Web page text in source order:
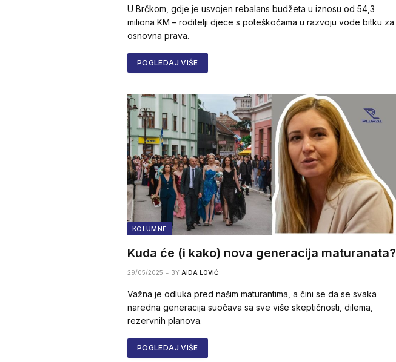
U Brčkom, gdje je usvojen rebalans budžeta u iznosu od 54,3
miliona KM – roditelji djece s poteškoćama u razvoju vode bitku za
osnovna prava.
POGLEDAJ VIŠE
KOLUMNE
Kuda će (i kako) nova generacija maturanata?
29/05/2025 BY AIDA LOVIĆ
Važna je odluka pred našim maturantima, a čini se da se svaka
naredna generacija suočava sa sve više skeptičnosti, dilema,
rezervnih planova.
POGLEDAJ VIŠE